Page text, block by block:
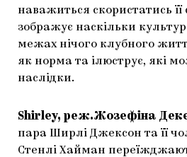
наважиться скористатись
зображує наскільки
межах нічого клубного
як норма та ілюструє, які
наслідки.
Shirley, реж.Жозефіна
пара Ширлі Джексон та її
Стенлі Хайман